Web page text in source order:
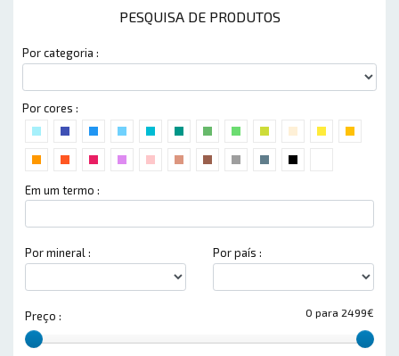
PESQUISA DE PRODUTOS
Por categoria :
Por cores :
Em um termo :
Por mineral : Por país :
0 para 2499€
Preço :